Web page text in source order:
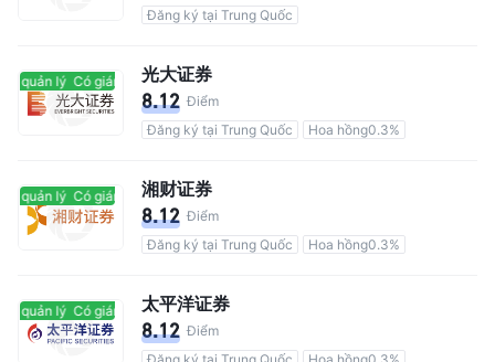
Đăng ký tại Trung Quốc
quản lý Có giám sát quản lý
光大证券
8.12 Điểm
Đăng ký tại Trung Quốc
Hoa hồng0.3%
quản lý Có giám sát quản lý
湘财证券
8.12 Điểm
Đăng ký tại Trung Quốc
Hoa hồng0.3%
quản lý Có giám sát quản lý太平洋证券
8.12 Điểm